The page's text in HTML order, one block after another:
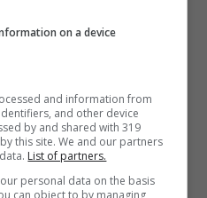
bene, dai, sono
secondo su
quindi è stata una
fiducia e un po’ ci
on a device
and information from
and other device
by and shared with 319
this site. We and our partners
List of partners.
personal data on the basis
can object to by managing